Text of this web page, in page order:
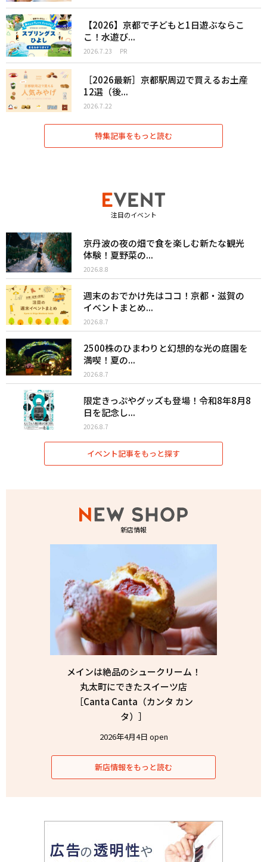
【2026】京都で子どもと1日遊ぶならこ
こ！水遊び...
2026.7.23 PR
［2026最新］京都駅周辺で買えるお土産
12選（後...
2026.7.22
特集記事をもっと読む
注目のイベント
京丹波の夜の畑で食を楽しむ新たな観光
体験！夏野菜の...
2026.8.8
週末のおでかけ先はココ！京都・滋賀の
イベントまとめ...
2026.8.7
2500株のひまわりと幻想的な光の庭園を
満喫！夏の...
2026.8.7
限定きっぷやグッズも登場！令和8年8月8
日を記念し...
2026.8.7
イベント記事をもっと探す
新店情報
メインは絶品のシュークリーム！
丸太町にできたスイーツ店
［Canta Canta（カンタ カン
タ）］
2026年4月4日 open
新店情報をもっと読む